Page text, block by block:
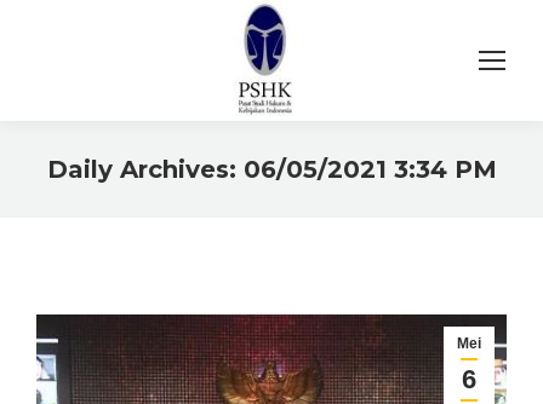
Daily Archives: 06/05/2021 3:34 PM
Mei
6